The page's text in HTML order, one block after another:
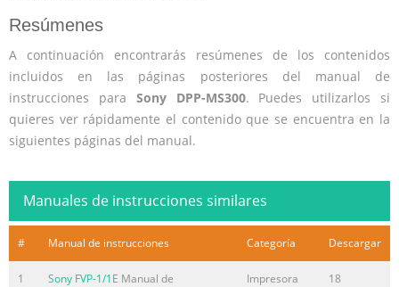
Resúmenes
A continuación encontrarás resúmenes de los contenidos
incluidos en las páginas posteriores del manual de
instrucciones para Sony DPP-MS300. Puedes utilizarlos si
quieres ver rápidamente el contenido que se encuentra en la
siguientes páginas del manual.
Manuales de instrucciones similares
# Manual de instrucciones Categoría Descargar
1 Sony FVP-1/1E Manual de
Impresora
18